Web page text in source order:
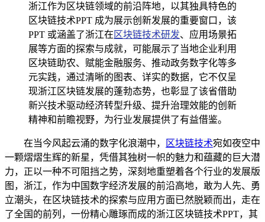
浙江作为区块链领域的前沿阵地，以其独具特色的
区块链技术PPT 成为展示创新发展的重要窗口，该
PPT 或涵盖了浙江在 区块链技术研发、应用场景拓
展等方面的探索与成就，可能展示了当地企业利用
区块链助农、赋能金融服务、推动政务数字化等多
元实践，通过清晰的图表、详实的数据，它不仅呈
现浙江区块链发展的蓬勃态势，也彰显了该省借助
新兴技术驱动经济转型升级、提升治理效能的创新
精神和前瞻视野，为行业发展提供了有益借鉴。
在当今风起云涌的数字化浪潮中， 区块链技术宛如夜空中
一颗熠熠生辉的新星，凭借其独树一帜的魅力和蕴藏的巨大潜
力，正以一种不可阻挡之势，深刻地重塑着各个行业的发展版
图，浙江，作为中国数字经济发展的前沿高地，敢为人先、勇
立潮头，在区块链技术的探索与应用方面已然脱颖而出，走在
了全国的前列，一份精心雕琢而成的浙江区块链技术PPT，其